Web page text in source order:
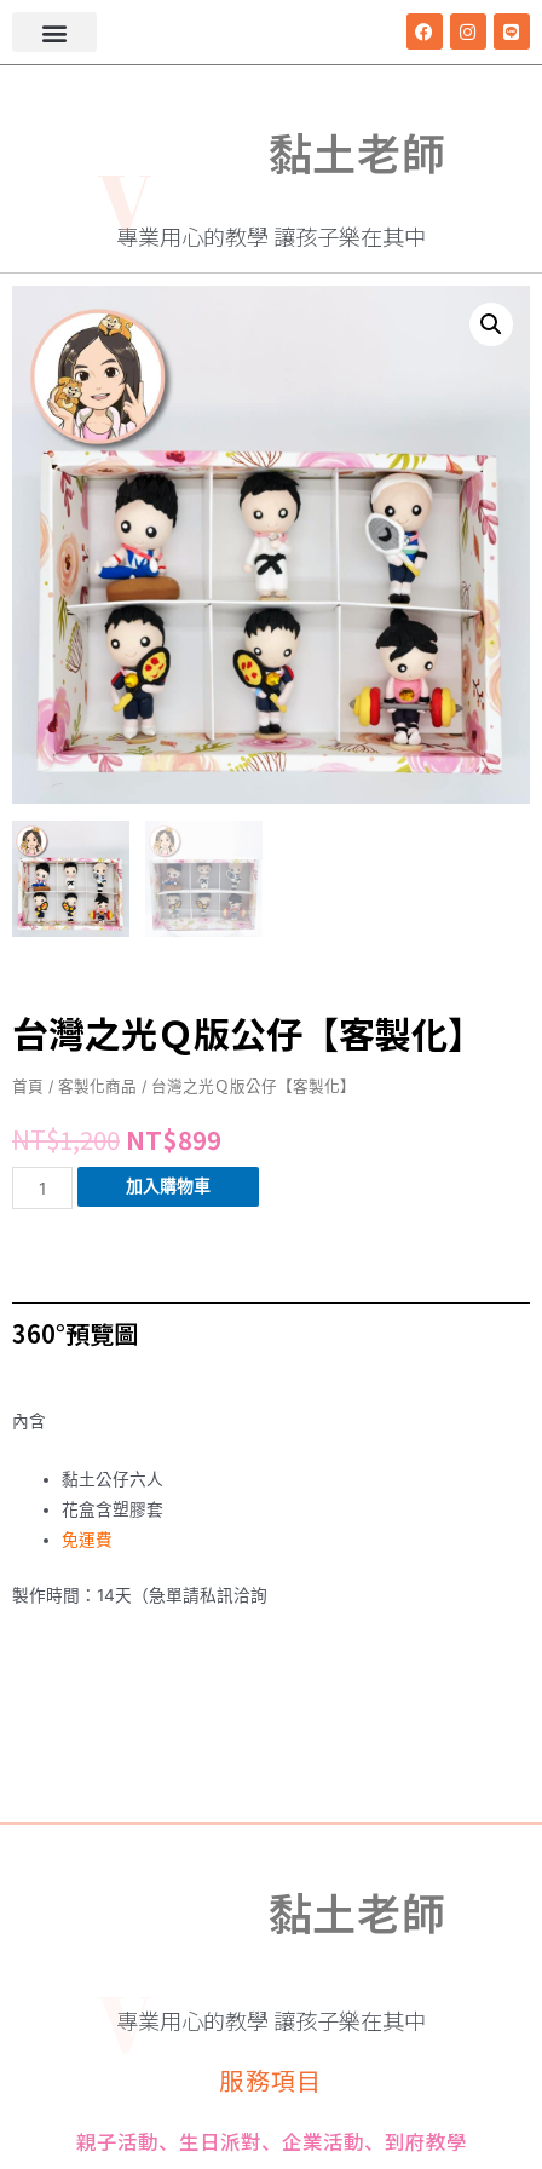
v
黏土老師
專業用心的教學 讓孩子樂在其中
台灣之光Ｑ版公仔【客製化】
首頁 / 客製化商品 / 台灣之光Ｑ版公仔【客製化】
NT$1,200 NT$899
加入購物車
360°預覽圖
內含
黏土公仔六人
花盒含塑膠套
免運費
製作時間：14天（急單請私訊洽詢
v
黏土老師
專業用心的教學 讓孩子樂在其中
服務項目
親子活動、生日派對、企業活動、到府教學